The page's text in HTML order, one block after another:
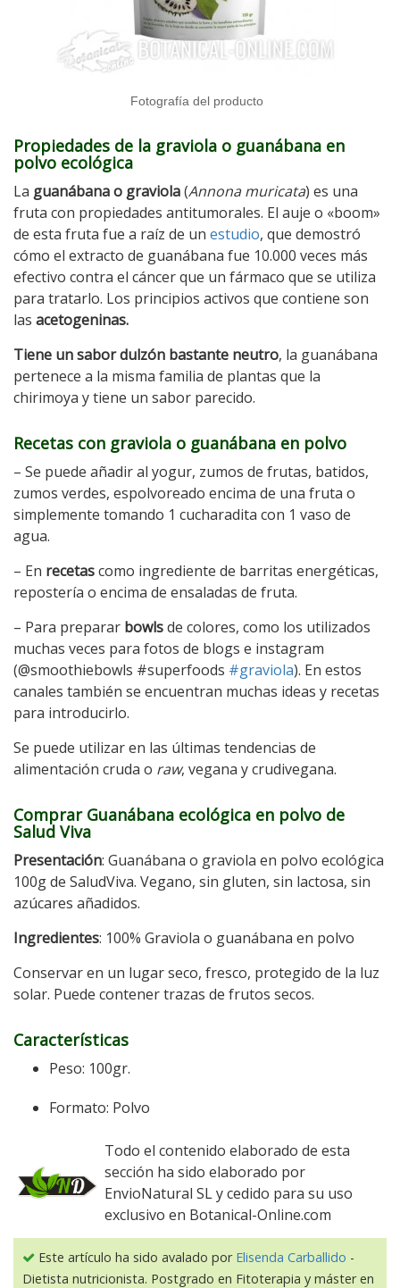
Fotografía del producto
Propiedades de la graviola o guanábana en
polvo ecológica
La guanábana o graviola(Annona muricata) es una
fruta con propiedades antitumorales. El auje o «boom»
de esta fruta fue a raíz de un estudio, que demostró
cómo el extracto de guanábana fue 10.000 veces más
efectivo contra el cáncer que un fármaco que se utiliza
para tratarlo. Los principios activos que contiene son
las acetogeninas.
Tiene un sabor dulzón bastante neutro, la guanábana
pertenece a la misma familia de plantas que la
chirimoya y tiene un sabor parecido.
Recetas con graviola o guanábana en polvo
– Se puede añadir al yogur, zumos de frutas, batidos,
zumos verdes, espolvoreado encima de una fruta o
simplemente tomando 1 cucharadita con 1 vaso de
agua.
– En recetascomo ingrediente de barritas energéticas,
repostería o encima de ensaladas de fruta.
– Para preparar bowlsde colores, como los utilizados
muchas veces para fotos de blogs e instagram
(@smoothiebowls #superfoods #graviola). En estos
canales también se encuentran muchas ideas y recetas
para introducirlo.
Se puede utilizar en las últimas tendencias de
alimentación cruda o raw, vegana y crudivegana.
Comprar Guanábana ecológica en polvo de
Salud Viva
Presentación: Guanábana o graviola en polvo ecológica
100g de SaludViva. Vegano, sin gluten, sin lactosa, sin
azúcares añadidos.
Ingredientes: 100% Graviola o guanábana en polvo
Conservar en un lugar seco, fresco, protegido de la luz
solar. Puede contener trazas de frutos secos.
Características
Peso: 100gr.
Formato: Polvo
Todo el contenido elaborado de esta
sección ha sido elaborado por
EnvioNatural SL y cedido para su uso
exclusivo en Botanical-Online.com
Este artículo ha sido avalado por Elisenda Carballido -
Dietista nutricionista. Postgrado en Fitoterapia y máster en